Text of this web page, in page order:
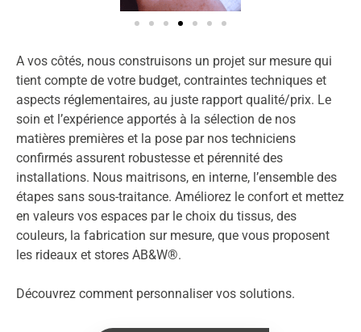
A vos côtés, nous construisons un projet sur mesure qui
tient compte de votre budget, contraintes techniques et
aspects réglementaires, au juste rapport qualité/prix. Le
soin et l’expérience apportés à la sélection de nos
matières premières et la pose par nos techniciens
confirmés assurent robustesse et pérennité des
installations. Nous maitrisons, en interne, l’ensemble des
étapes sans sous-traitance. Améliorez le confort et mettez
en valeurs vos espaces par le choix du tissus, des
couleurs, la fabrication sur mesure, que vous proposent
les rideaux et stores AB&W®.
Découvrez comment personnaliser vos solutions.